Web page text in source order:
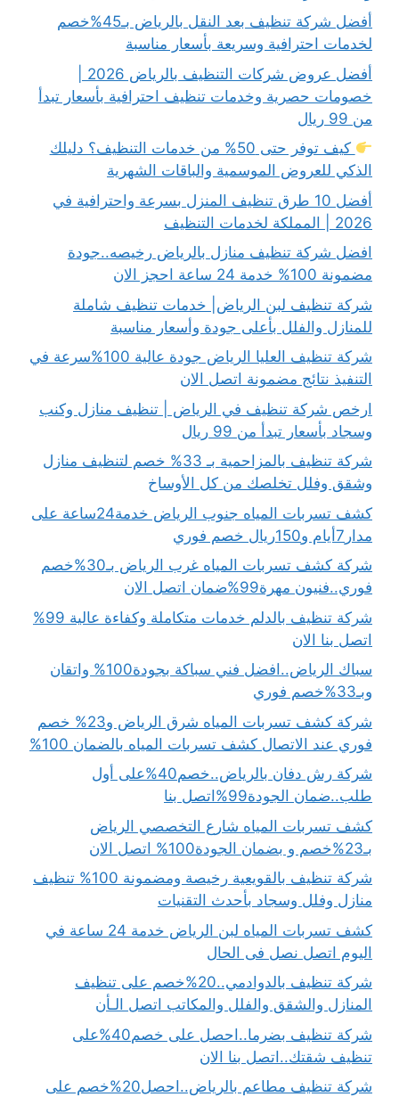
أفضل شركة تنظيف بعد النقل بالرياض بـ45%خصم
لخدمات احترافية وسريعة بأسعار مناسبة
خصومات حصرية وخدمات تنظيف احترافية بأسعار تبدأ
من 99 ريال
كيف توفر حتى 50% من خدمات التنظيف؟ دليلك
الذكي للعروض الموسمية والباقات الشهرية
أفضل 10 طرق تنظيف المنزل بسرعة واحترافية في
2026 | المملكة لخدمات التنظيف
افضل شركة تنظيف منازل بالرياض رخيصه..جودة
مضمونة 100% خدمة 24 ساعة احجز الان
شركة تنظيف لبن الرياض| خدمات تنظيف شاملة
للمنازل والفلل بأعلى جودة وأسعار مناسبة
شركة تنظيف العليا الرياض جودة عالية 100%سرعة في
التنفيذ نتائج مضمونة اتصل الان
ارخص شركة تنظيف في الرياض | تنظيف منازل وكنب
وسجاد بأسعار تبدأ من 99 ريال
شركة تنظيف بالمزاحمية بـ 33% خصم لتنظيف منازل
وشقق وفلل تخلصك من كل الأوساخ
كشف تسربات المياه جنوب الرياض خدمة24ساعة على
مدار7أيام و150ريال خصم فوري
شركة كشف تسربات المياه غرب الرياض بـ30%خصم
فوري..فنيون مهرة99%ضمان اتصل الان
شركة تنظيف بالدلم خدمات متكاملة وكفاءة عالية 99%
اتصل بنا الان
سباك الرياض..افضل فني سباكة بجودة100% واتقان
وبـ33%خصم فوري
شركة كشف تسربات المياه شرق الرياض و23% خصم
فوري عند الاتصال كشف تسربات المياه بالضمان 100%
شركة رش دفان بالرياض..خصم40%على أول
طلب..ضمان الجودة99%اتصل بنا
كشف تسربات المياه شارع التخصصي الرياض
بـ23%خصم و بضمان الجودة100% اتصل الان
شركة تنظيف بالقويعية رخيصة ومضمونة 100% تنظيف
منازل وفلل وسجاد بأحدث التقنيات
كشف تسربات المياه لبن الرياض خدمة 24 ساعة في
اليوم اتصل نصل فى الحال
شركة تنظيف بالدوادمي..20%خصم على تنظيف
المنازل والشقق والفلل والمكاتب اتصل الـأن
شركة تنظيف بضرما..احصل على خصم40%على
تنظيف شقتك..اتصل بنا الان
شركة تنظيف مطاعم بالرياض..احصل20%خصم على